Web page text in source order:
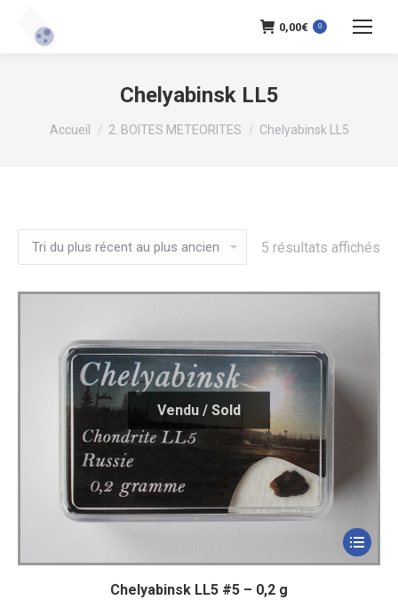
0,00€ 0
Chelyabinsk LL5
Vous êtes ici :
Accueil 2. BOITES METEORITES Chelyabinsk LL5
5 résultats affichés
Chelyabinsk LL5 #5 – 0,2 g